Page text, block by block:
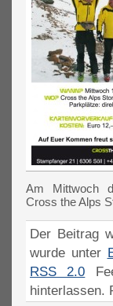
Am Mittwoch
Cross the Alps
Der Beitrag
wurde unter
RSS 2.0
hinterlassen.